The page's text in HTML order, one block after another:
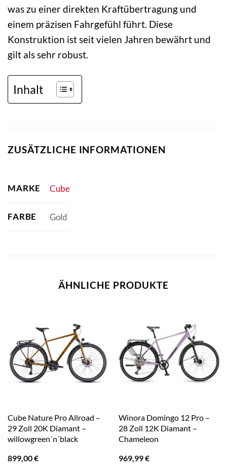
was zu einer direkten Kraftübertragung und
einem präzisen Fahrgefühl führt. Diese
Konstruktion ist seit vielen Jahren bewährt und
gilt als sehr robust.
Inhalt
ZUSÄTZLICHE INFORMATIONEN
MARKE Cube
FARBE Gold
ÄHNLICHE PRODUKTE
Cube Nature Pro Allroad –
29 Zoll 20K Diamant –
willowgreen´n´black
899,00€
Winora Domingo 12 Pro –
28 Zoll 12K Diamant –
Chameleon
969,99€